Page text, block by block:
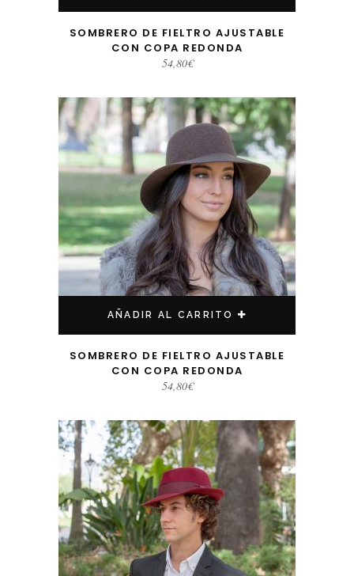
SOMBRERO DE FIELTRO AJUSTABLE
CON COPA REDONDA
54,80€
AÑADIR AL CARRITO
SOMBRERO DE FIELTRO AJUSTABLE
CON COPA REDONDA
54,80€